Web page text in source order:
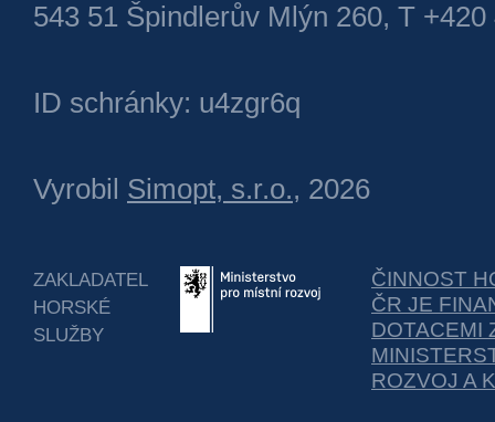
543 51 Špindlerův Mlýn 260, T +420
ID schránky: u4zgr6q
Vyrobil Simopt, s.r.o., 2026
ZAKLADATEL
HORSKÉ
SLUŽBY
ČINNOST
ČR JE
DOTACEMI
ROZVOJ A